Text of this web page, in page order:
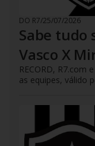
DO R7/25/07/2026
Sabe tudo
Vasco X
RECORD, R7.com
as equipes, válido